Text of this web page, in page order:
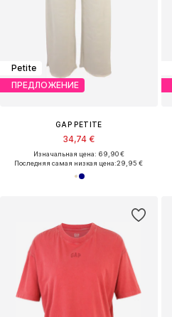
Petite
ПРЕДЛОЖЕНИЕ
GAP PETITE
34,74 €
Изначальная цена: 69,90 €
Последняя самая низкая цена:29,95 €